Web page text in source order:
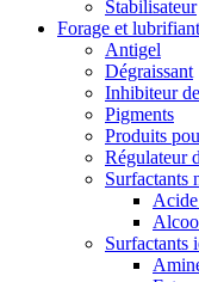
Stabilisateur
Forage et
Antigel
Dégraissant
Inhibiteur
Pigments
Produits
Régulateur
Surfactants
Surfactants